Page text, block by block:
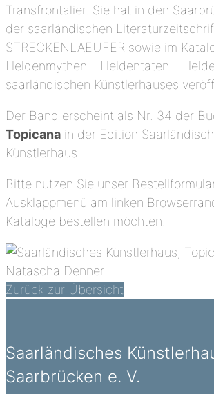
Transfrontalier. Sie hat in den
der saarländischen
STRECKENLAEUFER sowie im
Heldenmythen – Heldentaten –
saarländischen Künstlerhauses
Der Band erscheint als Nr. 34 der
Topicana in der Edition
Künstlerhaus.
Bitte nutzen Sie unser
Ausklappmenü am linken
Kataloge bestellen möchten.
Zurück zur Übersicht
Saarländisches
Saarbrücken e. V.